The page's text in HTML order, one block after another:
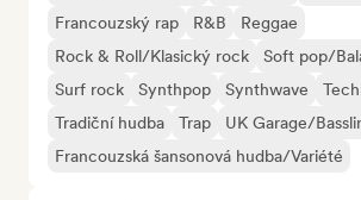
Francouzský rap
R&B
Reggae
Rock & Roll/Klasický rock
Soft pop/
Surf rock
Synthpop Synthwave
Tradiční hudba
Trap
UK Garage/
Francouzská šansonová hudba/Variété